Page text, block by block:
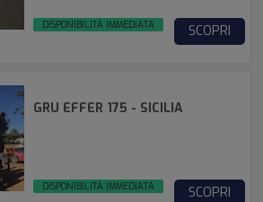
DISPONIBILITÀ IMMEDIATA SCOPRI
GRU EFFER 175 - SICILIA
DISPONIBILITÀ IMMEDIATA SCOPRI